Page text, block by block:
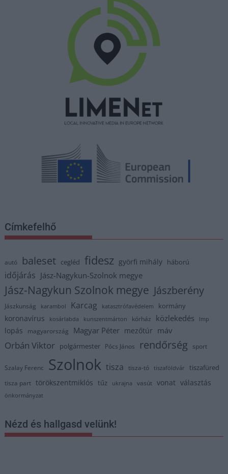
Címkefelhő
autó baleset cegléd fidesz györfi mihály háború
időjárás Jász-Nagykun-Szolnok megye
Jász-Nagykun Szolnok megye Jászberény
Jászkunság karambol Karcag katasztrófavédelem kormány
koronavírus kosárlabda kunszentmárton kórház közlekedés lmp
lopás magyarország Magyar Péter mezőtúr máv
Orbán Viktor polgármester Pócs János rendőrség sport
Szalay Ferenc Szolnok tisza tisza-tó tiszaföldvár tiszafüred
tisza part törökszentmiklós tűz ukrajna vasút vonat választás
önkormányzat
Nézd és hallgasd velünk!